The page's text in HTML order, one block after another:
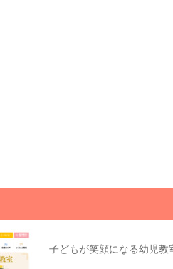
子どもが笑顔になる幼児教